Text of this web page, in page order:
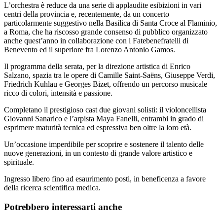
L’orchestra è reduce da una serie di applaudite esibizioni in vari
centri della provincia e, recentemente, da un concerto
particolarmente suggestivo nella Basilica di Santa Croce al Flaminio,
a Roma, che ha riscosso grande consenso di pubblico organizzato
anche quest’anno in collaborazione con i Fatebenefratelli di
Benevento ed il superiore fra Lorenzo Antonio Gamos.
Il programma della serata, per la direzione artistica di Enrico
Salzano, spazia tra le opere di Camille Saint-Saëns, Giuseppe Verdi,
Friedrich Kuhlau e Georges Bizet, offrendo un percorso musicale
ricco di colori, intensità e passione.
Completano il prestigioso cast due giovani solisti: il violoncellista
Giovanni Sanarico e l’arpista Maya Fanelli, entrambi in grado di
esprimere maturità tecnica ed espressiva ben oltre la loro età.
Un’occasione imperdibile per scoprire e sostenere il talento delle
nuove generazioni, in un contesto di grande valore artistico e
spirituale.
Ingresso libero fino ad esaurimento posti, in beneficenza a favore
della ricerca scientifica medica.
Potrebbero interessarti anche